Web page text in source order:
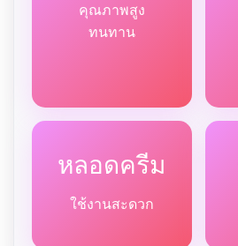
คุณภาพสูง
ทนทาน
หลอดครีม
ใช้งานสะดวก